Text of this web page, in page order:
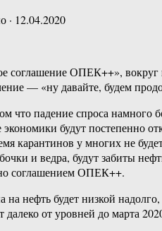
· 12.04.2020
соглашение ОПЕК++», вокруг
— «ну давайте, будем
что падение спроса намного
будут постепенно
карантинов у многих не
и ведра, будут забиты
соглашением ОПЕК++.
нефть будет низкой
далеко от уровней до марта